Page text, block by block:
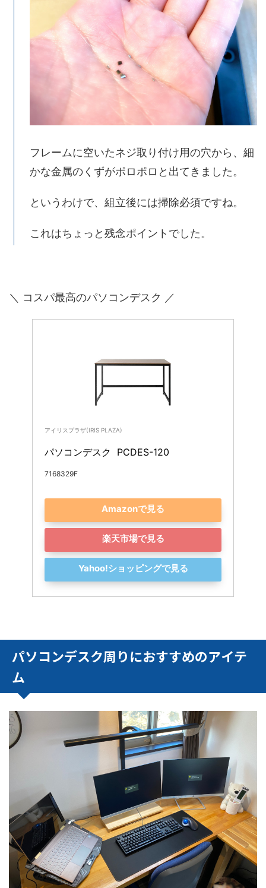
フレームに空いたネジ取り付け用の穴から、細
かな金属のくずがポロポロと出てきました。
というわけで、組立後には掃除必須ですね。
これはちょっと残念ポイントでした。
＼ コスパ最高のパソコンデスク ／
アイリスプラザ(IRIS PLAZA)
7168329F
Amazonで見る
楽天市場で見る
Yahoo!ショッピングで見る
パソコンデスク周りにおすすめのアイテ
ム